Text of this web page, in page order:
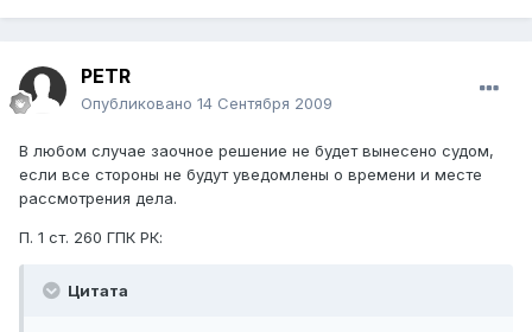
PETR
Опубликовано 14 Сентября 2009
В любом случае заочное решение не будет вынесено судом,
если все стороны не будут уведомлены о времени и месте
рассмотрения дела.
П. 1 ст. 260 ГПК РК:
Цитата